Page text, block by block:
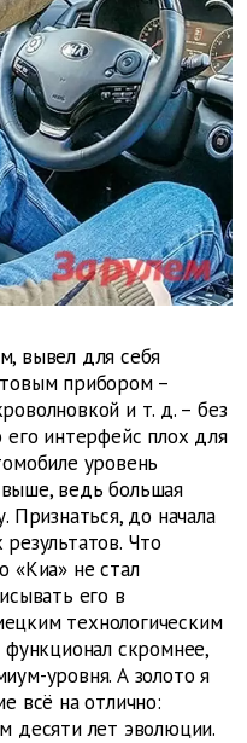
вывел для себя
прибором –
и т. д. – без
его интерфейс плох для
уровень
ведь большая
Признаться, до начала
Что
«Киа» не стал
его в
технологическим
скромнее,
уровня. А золото я
всё на отлично:
десяти лет эволюции.